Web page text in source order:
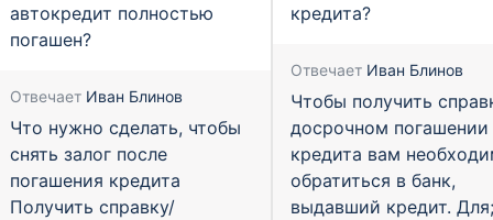
автокредит полностью
погашен?
Отвечает Иван Блинов
Что нужно сделать, чтобы
снять залог после
погашения кредита
Получить справку/
кредита?
Отвечает Иван Блинов
Чтобы получить
досрочном погашении
кредита вам
обратиться в банк,
выдавший кредит. Для;